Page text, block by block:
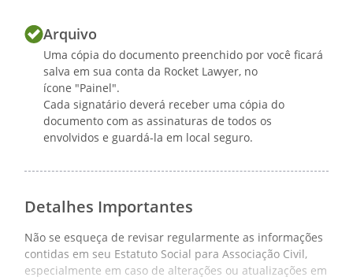
Artigo 20º.
Os membros da Diretoria poderão
perder o mandato diante da
comprovação de dilapidação do
patrimônio da Associação, grave violação
destes Estatutos e/ou abandono do
ordinárias consecutivas, sem expressa
comunicação dos motivos da ausência, à
secretaria da Associação; aceitação de
cargo ou função incompatível com o
Arquivo
Uma cópia do documento preenchido por você ficará
salva em sua conta da Rocket Lawyer, no
ícone "Painel".
Cada signatário deverá receber uma cópia do
documento com as assinaturas de todos os
envolvidos e guardá-la em local seguro.
Detalhes Importantes
Não se esqueça de revisar regularmente as informações
contidas em seu Estatuto Social para Associação Civil,
especialmente em caso de alterações ou atualizações em